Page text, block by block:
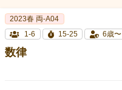
2023春 両‐A04
1-6
15-25 6歳〜
数律